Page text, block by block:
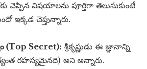
చెప్పిన విషయాలను పూర్తిగా తెలుసుకుంటే
ఇక్కడ చెప్తున్నారు.
(Top Secret): శ్రీకృష్ణుడు ఈ జ్ఞానాన్ని
రహస్యమైనది) అని అన్నారు.